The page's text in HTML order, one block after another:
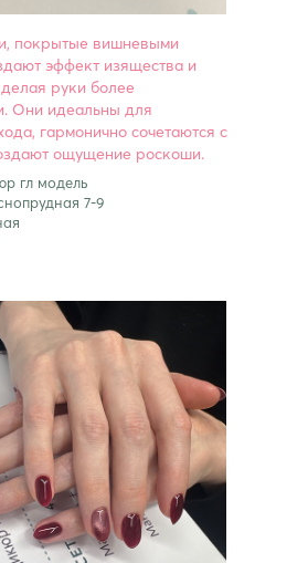
гл модель
7-9
покрытые вишневыми
эффект изящества и
делая руки более
Они идеальны для
гармонично сочетаются с
ощущение роскоши.